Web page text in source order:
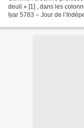
deuil » [1] , dans les
Iyar 5783 – Jour de